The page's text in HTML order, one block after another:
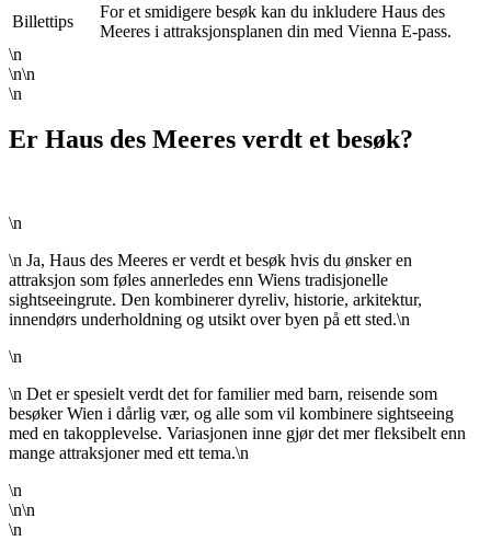
Billettips
For et smidigere besøk kan du inkludere Haus des
Meeres i attraksjonsplanen din med Vienna E-pass.
\n
\n\n
\n
Er Haus des Meeres verdt et besøk?
\n
\n Ja, Haus des Meeres er verdt et besøk hvis du ønsker en
attraksjon som føles annerledes enn Wiens tradisjonelle
sightseeingrute. Den kombinerer dyreliv, historie, arkitektur,
innendørs underholdning og utsikt over byen på ett sted.\n
\n
\n Det er spesielt verdt det for familier med barn, reisende som
besøker Wien i dårlig vær, og alle som vil kombinere sightseeing
med en takopplevelse. Variasjonen inne gjør det mer fleksibelt enn
mange attraksjoner med ett tema.\n
\n
\n\n
\n